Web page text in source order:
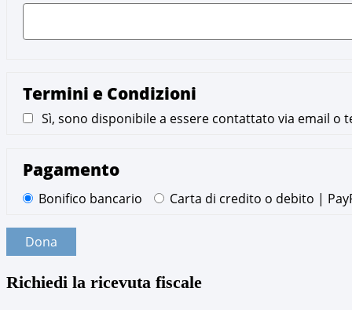
Termini e Condizioni
Sì, sono disponibile a essere contattato via email o
Pagamento
Bonifico bancario Carta di credito o
Dona
Richiedi la ricevuta fiscale